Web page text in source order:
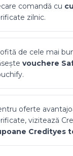
comandă cu
zilnic.
de cele mai
vouchere
oferte
vizitează
Credityes